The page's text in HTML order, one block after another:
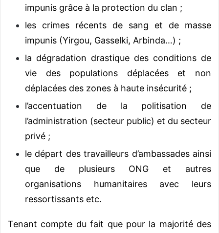
impunis grâce à la protection du clan ;
les crimes récents de sang et de masse
impunis (Yirgou, Gasselki, Arbinda…) ;
la dégradation drastique des conditions de
vie des populations déplacées et non
déplacées des zones à haute insécurité ;
l’accentuation de la politisation de
l’administration (secteur public) et du secteur
privé ;
le départ des travailleurs d’ambassades ainsi
que de plusieurs ONG et autres
organisations humanitaires avec leurs
ressortissants etc.
Tenant compte du fait que pour la majorité des